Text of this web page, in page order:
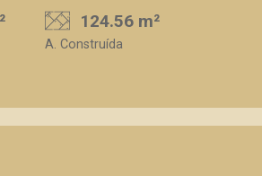
124.56 m²
A. Construída